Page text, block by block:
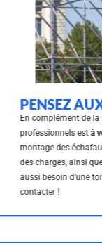
PENSEZ
En complément de
professionnels est
montage des
des charges, ainsi
aussi besoin d’une
contacter !